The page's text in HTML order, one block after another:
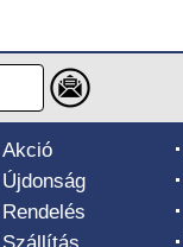
Akció
Újdonság
Rendelés